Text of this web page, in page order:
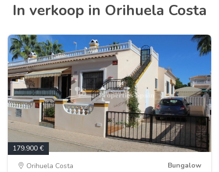
In verkoop in Orihuela Costa
179.900 €
Orihuela Costa
Bungalow